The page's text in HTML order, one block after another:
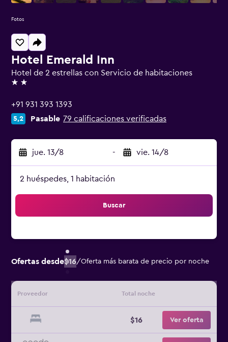
Hotel Emerald Inn
Hotel de 2 estrellas con Servicio de habitaciones
2 estrellas
+91 931 393 1393
5,2 Pasable 79 calificaciones verificadas
jue. 13/8 - vie. 14/8
2 huéspedes, 1 habitación
Buscar
Ofertas desde$16/Oferta más barata de precio por noche
Proveedor Total noche
$16 Ver oferta
Fotos